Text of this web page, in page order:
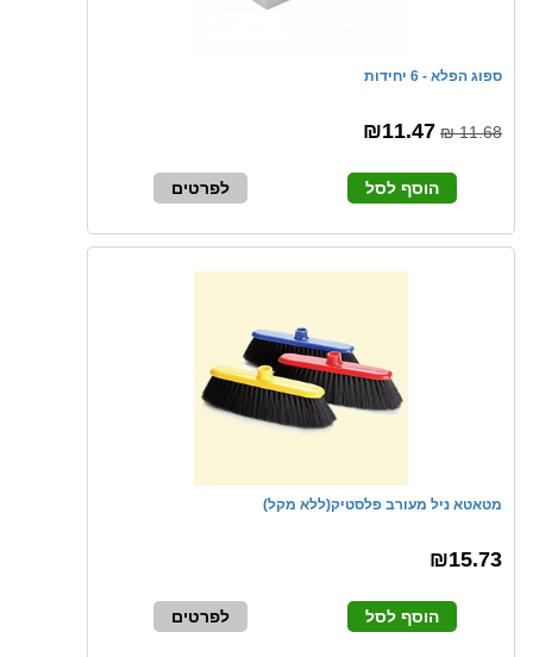
ספוג הפלא - 6 יחידות
11.68 ₪
₪11.47
הוסף לסל לפרטים
מטאטא ניל מעורב פלסטיק(ללא מקל)
₪15.73
הוסף לסל לפרטים